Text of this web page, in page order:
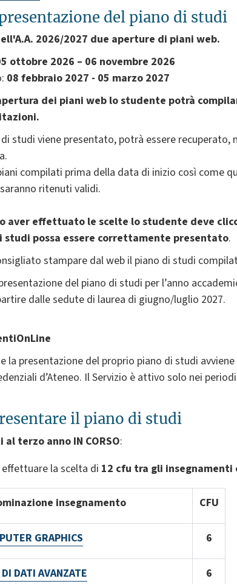
del piano di studi
2026/2027 due aperture di piani web.
ottobre 2026 – 06 novembre 2026
08 febbraio 2027 - 05 marzo 2027
dei piani web lo studente potrà
di studi viene presentato, potrà essere
compilati prima della data di inizio così come
ritenuti validi.
aver effettuato le scelte lo studente deve
studi possa essere correttamente presentato.
stampare dal web il piano di studi
del piano di studi per l’anno
dalle sedute di laurea di giugno/luglio ​2027.
la presentazione del proprio piano di studi
d’Ateneo. Il Servizio è attivo solo nei
il piano di studi
terzo anno IN CORSO:
la scelta di 12 cfu tra gli
insegnamento CFU
GRAPHICS 6
DATI AVANZATE 6